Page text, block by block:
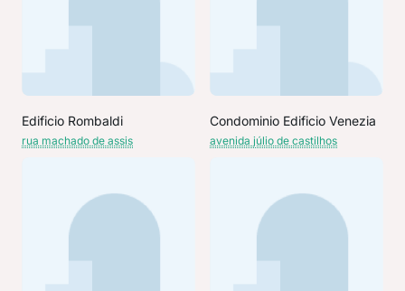
Edificio Rombaldi
rua machado de assis
Condominio Edificio Venezia
avenida júlio de castilhos